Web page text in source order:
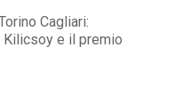
Cagliari:
Kilicsoy e il premio